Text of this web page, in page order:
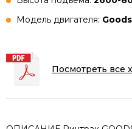
Модель двигателя:
Посмотреть все